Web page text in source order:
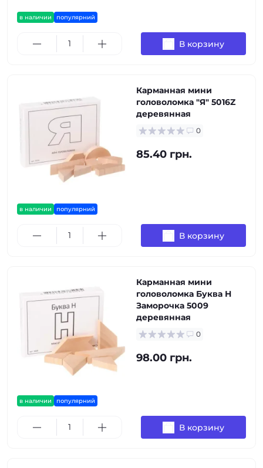
в наличии популярний
В корзину
в наличии популярний
Карманная мини
головоломка "Я" 5016Z
деревянная
0
85.40 грн.
В корзину
в наличии популярний
Карманная мини
головоломка Буква Н
Заморочка 5009
деревянная
0
98.00 грн.
В корзину